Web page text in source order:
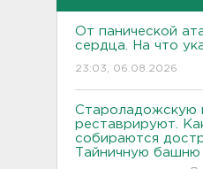
От панической
сердца. На что
23:03, 06.08.2026
Староладожскую
реставрируют.
собираются
Тайничную башню